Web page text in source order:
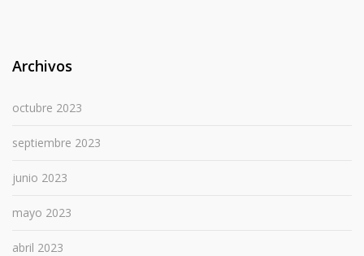
Archivos
octubre 2023
septiembre 2023
junio 2023
mayo 2023
abril 2023